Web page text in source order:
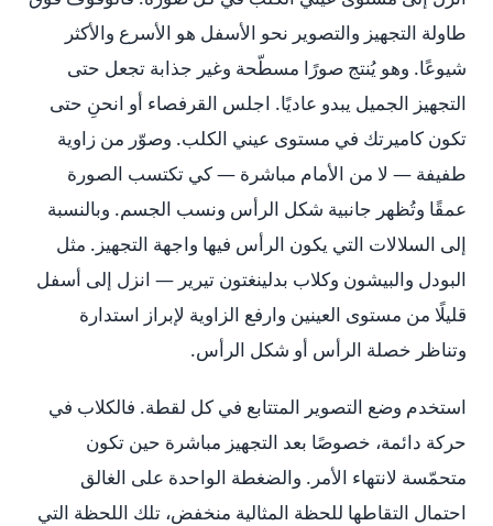
طاولة التجهيز والتصوير نحو الأسفل هو الأسرع والأكثر
شيوعًا. وهو يُنتج صورًا مسطّحة وغير جذابة تجعل حتى
التجهيز الجميل يبدو عاديًا. اجلس القرفصاء أو انحنِ حتى
تكون كاميرتك في مستوى عيني الكلب. وصوّر من زاوية
طفيفة — لا من الأمام مباشرة — كي تكتسب الصورة
عمقًا وتُظهر جانبية شكل الرأس ونسب الجسم. وبالنسبة
إلى السلالات التي يكون الرأس فيها واجهة التجهيز. مثل
البودل والبيشون وكلاب بدلينغتون تيرير — انزل إلى أسفل
قليلًا من مستوى العينين وارفع الزاوية لإبراز استدارة
وتناظر خصلة الرأس أو شكل الرأس.
استخدم وضع التصوير المتتابع في كل لقطة. فالكلاب في
حركة دائمة، خصوصًا بعد التجهيز مباشرة حين تكون
متحمّسة لانتهاء الأمر. والضغطة الواحدة على الغالق
احتمال التقاطها للحظة المثالية منخفض، تلك اللحظة التي